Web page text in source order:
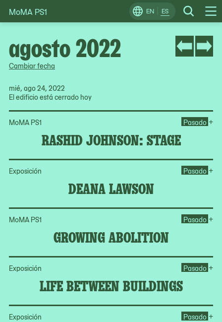
Skip
to
EN ES Search
Change
Locale
MoMA PS1
Cambiar fecha
mié, ago 24, 2022
El edificio está cerrado hoy
MoMA PS1
RASHID JOHNSON: STAGE
Pasado +
Exposición
DEANA LAWSON
Pasado +
MoMA PS1
GROWING ABOLITION
Pasado +
Exposición
LIFE BETWEEN BUILDINGS
Pasado +
Exposición Pasado +
agosto 2022